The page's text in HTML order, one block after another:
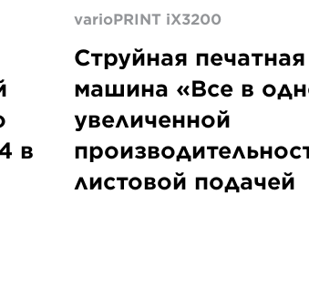
в
varioPRINT iX3200
Струйная печатная
машина «Все в
увеличенной
листовой подачей